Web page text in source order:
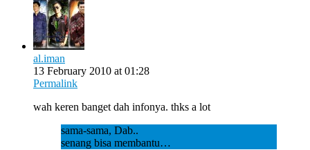
al.iman
13 February 2010 at 01:28
Permalink
wah keren banget dah infonya. thks a lot
sama-sama, Dab..
senang bisa membantu…